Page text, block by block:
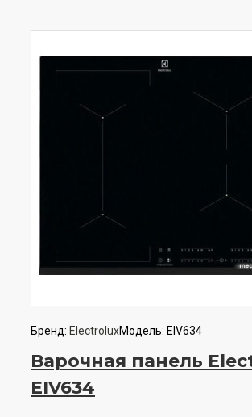
Бренд: ElectroluxМодель: EIV634
Варочная панель
EIV634